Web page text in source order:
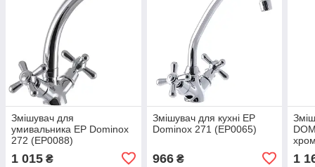
Змішувач для
умивальника EP Dominox
272 (EP0088)
1 015 ₴
Змішувач для кухні EP
Dominox 271 (EP0065)
966₴ 1